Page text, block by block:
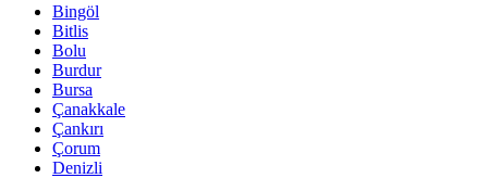
Bingöl
Bitlis
Bolu
Burdur
Bursa
Çanakkale
Çankırı
Çorum
Denizli